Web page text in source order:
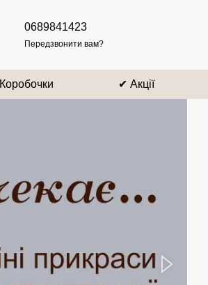
0689841423
Передзвонити вам?
Коробочки ✔ Акції